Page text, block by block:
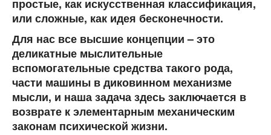
простые, как искусственная классификация,
или сложные, как идея бесконечности.
Для нас все высшие концепции – это
деликатные мыслительные
вспомогательные средства такого рода,
части машины в диковинном механизме
мысли, и наша задача здесь заключается в
возврате к элементарным механическим
законам психической жизни.